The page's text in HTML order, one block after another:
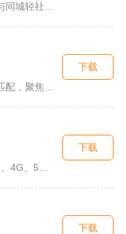
爱魅主打线上直播与同城轻社交融合服务，整合影音直播、兴趣社群...
下载
下载
下载